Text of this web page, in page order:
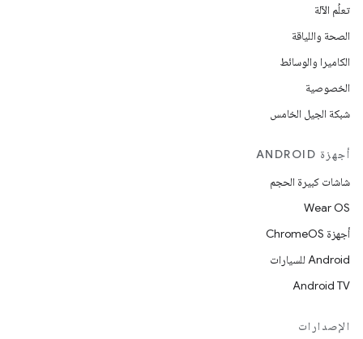
تعلُم الآلة
الصحة واللياقة
الكاميرا والوسائط
الخصوصية
شبكة الجيل الخامس
أجهزة ANDROID
شاشات كبيرة الحجم
Wear OS
أجهزة ChromeOS
Android للسيارات
Android TV
الإصدارات